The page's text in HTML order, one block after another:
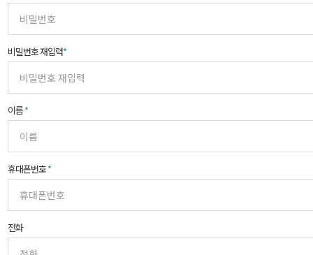
비밀번호 재입력*
이름*
휴대폰번호*
전화